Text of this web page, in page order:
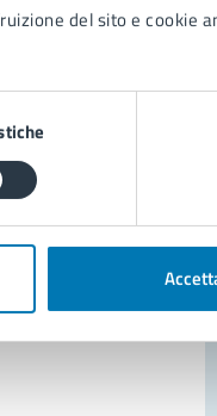
del sito e cookie